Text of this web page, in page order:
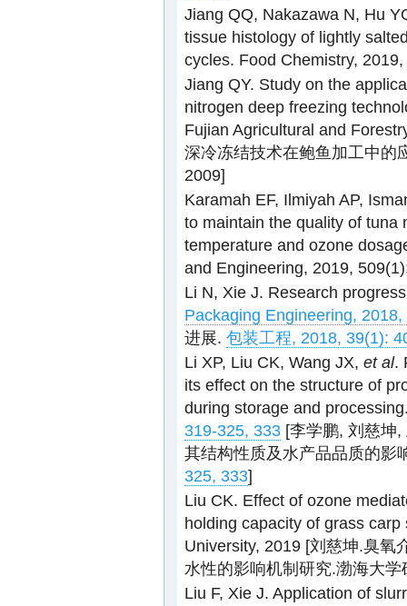
Jiang QQ, Nakazawa N, Hu
tissue histology of lightly
cycles. Food Chemistry,
Jiang QY. Study on the
nitrogen deep freezing
Fujian Agricultural and
深冷冻结技术在鲍鱼加工中的
2009]
Karamah EF, Ilmiyah AP,
to maintain the quality of tuna
temperature and ozone
and Engineering, 2019,
Li N, Xie J. Research
Packaging Engineering,
进展. 包装工程, 2018, 39(1):
Li XP, Liu CK, Wang JX, et al.
its effect on the structure of
during storage and
319-325, 333 [李学鹏, 刘慈坤
其结构性质及水产品品质的影
325, 333]
Liu CK. Effect of ozone
holding capacity of grass carp
University, 2019 [刘慈坤.臭氧
水性的影响机制研究.渤海大
Liu F, Xie J. Application of